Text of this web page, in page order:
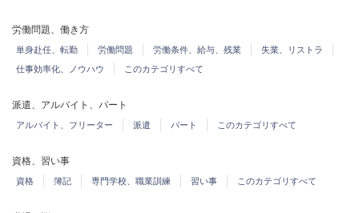
労働問題、働き方
単身赴任、転勤 労働問題 労働条件、給与、残業
失業、リストラ
仕事効率化、ノウハウ
このカテゴリすべて
派遣、アルバイト、パート
アルバイト、フリーター 派遣 パート このカテゴリすべて
資格、習い事
資格 簿記 専門学校、職業訓練 習い事 このカテゴリすべて